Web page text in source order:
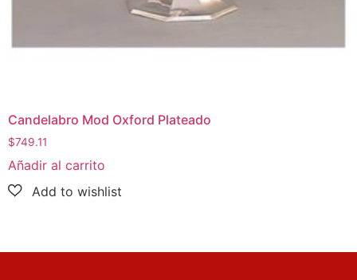
Candelabro Mod Oxford Plateado
$749.11
Añadir al carrito